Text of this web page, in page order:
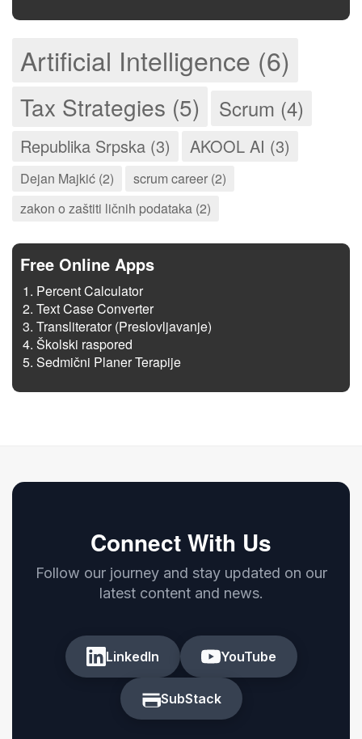
Artificial Intelligence (6)
Tax Strategies (5) Scrum (4)
Republika Srpska (3) AKOOL AI (3)
Dejan Majkić (2)
scrum career (2)
zakon o zaštiti ličnih podataka (2)
Free Online Apps
Percent Calculator
Text Case Converter
Transliterator (Preslovljavanje)
Školski raspored
Sedmični Planer Terapije
Connect With Us
Follow our journey and stay updated on our
latest content and news.
LinkedIn YouTube
SubStack